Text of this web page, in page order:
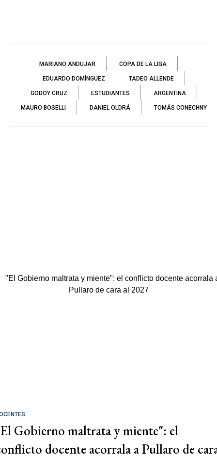
MARIANO ANDUJAR COPA DE LA LIGA
EDUARDO DOMÍNGUEZ TADEO ALLENDE
GODOY CRUZ ESTUDIANTES ARGENTINA
MAURO BOSELLI DANIEL OLDRÁ TOMÁS CONECHNY
Gobierno maltrata y miente": el
docente acorrala a Pullaro de